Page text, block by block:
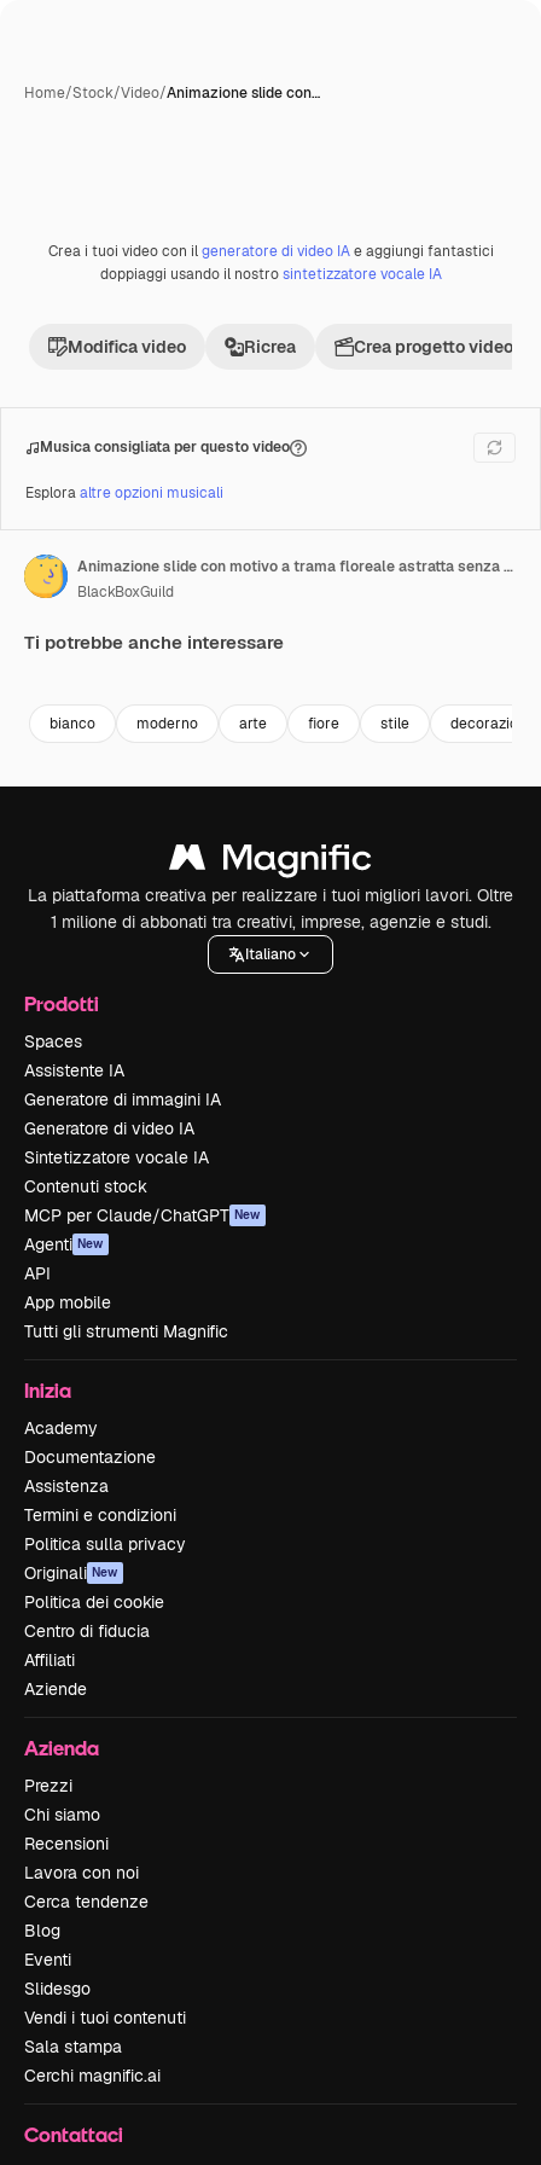
Home/Stock/Video/Animazione slide con…
Premium
Crea i tuoi video con ilgeneratore di video IAe aggiungi fantastici
doppiaggi usando il nostrosintetizzatore vocale IA
Modifica video Ricrea Crea progetto video
Musica consigliata per questo video
Esploraaltre opzioni musicali
Animazione slide con motivo a trama floreale astratta senza soluzione di continuità in bianco e nero
BlackBoxGuild
Ti potrebbe anche interessare
bianco moderno arte fiore stile decorazione
La piattaforma creativa per realizzare i tuoi migliori lavori. Oltre
1 milione di abbonati tra creativi, imprese, agenzie e studi.
Italiano
Prodotti
Spaces
Assistente IA
Generatore di immagini IA
Generatore di video IA
Sintetizzatore vocale IA
Contenuti stock
MCP per Claude/ChatGPT New
Agenti New
API
App mobile
Tutti gli strumenti Magnific
Inizia
Academy
Documentazione
Assistenza
Termini e condizioni
Politica sulla privacy
Originali New
Politica dei cookie
Centro di fiducia
Affiliati
Aziende
Azienda
Prezzi
Chi siamo
Recensioni
Lavora con noi
Cerca tendenze
Blog
Eventi
Slidesgo
Vendi i tuoi contenuti
Sala stampa
Cerchi magnific.ai
Contattaci